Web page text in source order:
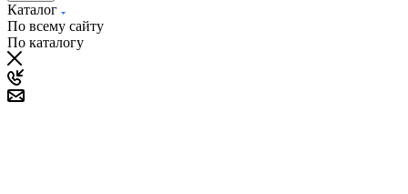
Каталог
По всему сайту
По каталогу